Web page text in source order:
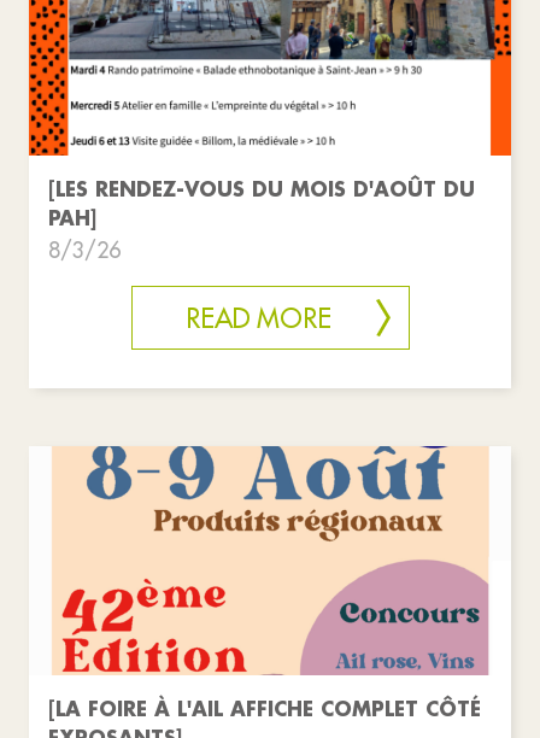
[LES RENDEZ-VOUS DU MOIS D'AOÛT DU
PAH]
8/3/26
READ MORE
[LA FOIRE À L'AIL AFFICHE COMPLET CÔTÉ